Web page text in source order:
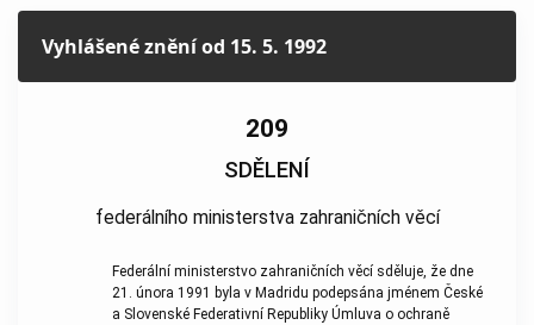
Vyhlášené zněníod 15. 5. 1992
209
SDĚLENÍ
federálního ministerstva zahraničních věcí
Federální ministerstvo zahraničních věcí sděluje, že dne
21. února 1991 byla v Madridu podepsána jménem České
a Slovenské Federativní Republiky Úmluva o ochraně